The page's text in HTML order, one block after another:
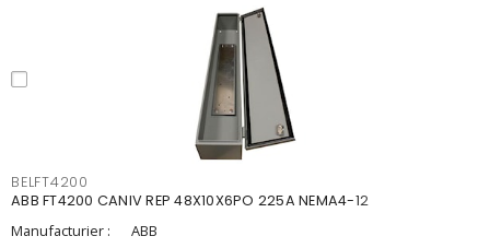
BELFT4200
ABB FT4200 CANIV REP 48X10X6PO 225A NEMA4-12
Manufacturier :
ABB